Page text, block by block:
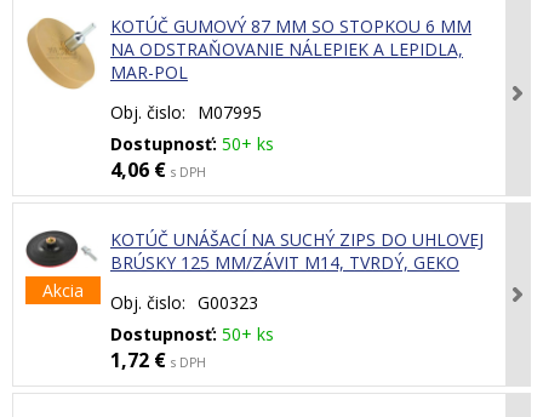
KOTÚČ GUMOVÝ 87 MM SO STOPKOU 6 MM
NA ODSTRAŇOVANIE NÁLEPIEK A LEPIDLA,
MAR-POL
Obj. čislo:
M07995
Dostupnosť: 50+ ks
4,06 € s DPH
Akcia
KOTÚČ UNÁŠACÍ NA SUCHÝ ZIPS DO UHLOVEJ
BRÚSKY 125 MM/ZÁVIT M14, TVRDÝ, GEKO
Obj. čislo: G00323
Dostupnosť: 50+ ks
1,72 € s DPH